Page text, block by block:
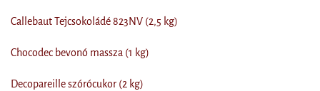
Callebaut Tejcsokoládé 823NV (2,5 kg)
Chocodec bevonó massza (1 kg)
Decopareille szórócukor (2 kg)